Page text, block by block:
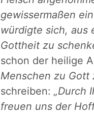
gewissermaßen
würdigte sich, aus
Gottheit zu
schon der heilige
Menschen zu Gott
schreiben: „Durch
freuen uns der